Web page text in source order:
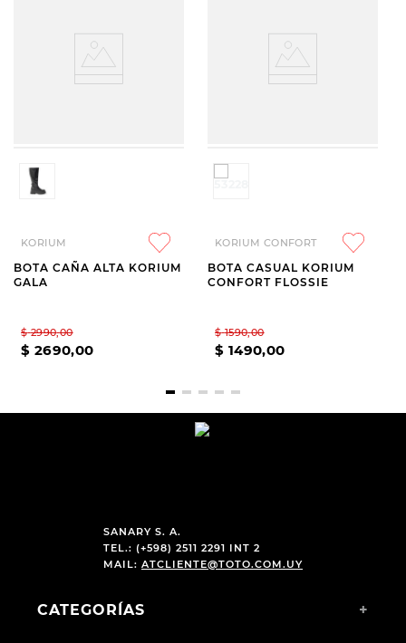
KORIUM
BOTA CAÑA ALTA KORIUM
GALA
$ 2990,00
$ 2690,00
KORIUM CONFORT
BOTA CASUAL KORIUM
CONFORT FLOSSIE
$ 1590,00
$ 1490,00
SANARY S. A.
TEL.: (+598) 2511 2291 INT 2
MAIL: ATCLIENTE@TOTO.COM.UY
CATEGORÍAS +